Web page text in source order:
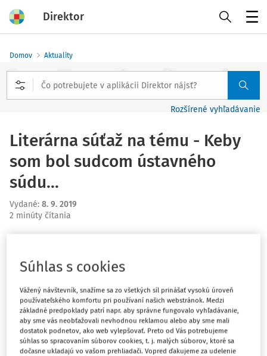
Direktor
Domov Aktuality
Rozšírené vyhľadávanie
Literárna súťaž na tému - Keby
som bol sudcom ústavného
súdu...
Vydané: 8. 9. 2019
2 minúty čítania
Slovenskej republiky vyhlasuje literárnu súťaž na tému
súťaž na tému „Na váhach spravodlivosti“.
Obe súťaže sú určené žiakom základných škôl, ako aj
študentom gymnázií a stredných škôl.
Súhlas s cookies
Vážený návštevník, snažíme sa zo všetkých síl prinášať vysokú úroveň
používateľského komfortu pri používaní našich webstránok. Medzi
základné predpoklady patrí napr. aby správne fungovalo vyhľadávanie,
aby sme vás neobťažovali nevhodnou reklamou alebo aby sme mali
dostatok podnetov, ako web vylepšovať. Preto od Vás potrebujeme
súhlas so spracovaním súborov cookies, t. j. malých súborov, ktoré sa
dočasne ukladajú vo vašom prehliadači. Vopred ďakujeme za udelenie